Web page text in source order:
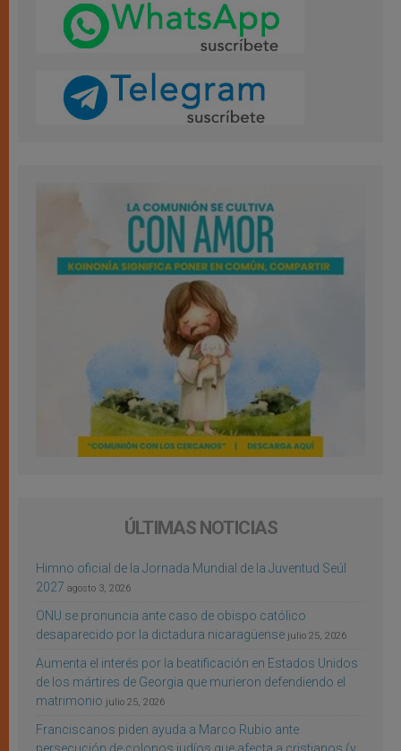
ÚLTIMAS NOTICIAS
Himno oficial de la Jornada Mundial de la Juventud Seúl
2027 agosto 3, 2026
ONU se pronuncia ante caso de obispo católico
desaparecido por la dictadura nicaragüense julio 25, 2026
Aumenta el interés por la beatificación en Estados Unidos
de los mártires de Georgia que murieron defendiendo el
matrimonio julio 25, 2026
Franciscanos piden ayuda a Marco Rubio ante